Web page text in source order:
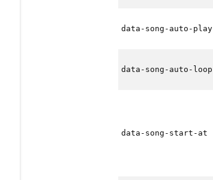
data-song-auto-play
data-song-auto-loop
data-song-start-at